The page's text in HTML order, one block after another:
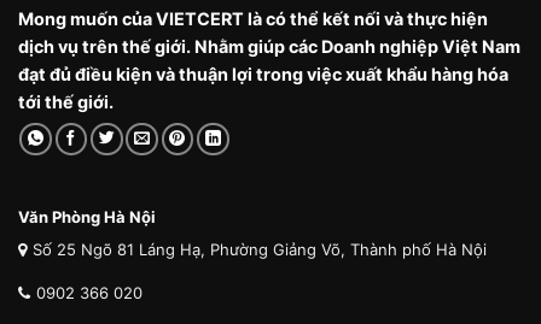
Mong muốn của VIETCERT là có thể kết nối và thực hiện
dịch vụ trên thế giới. Nhằm giúp các Doanh nghiệp Việt Nam
đạt đủ điều kiện và thuận lợi trong việc xuất khẩu hàng hóa
tới thế giới.
Văn Phòng Hà Nội
Số 25 Ngõ 81 Láng Hạ, Phường Giảng Võ, Thành phố Hà Nội
0902 366 020